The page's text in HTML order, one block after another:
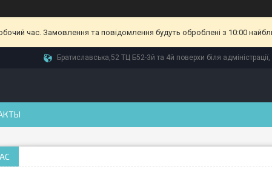
час. Замовлення та повідомлення будуть оброблені з 10:00
Братиславська,52 ТЦ Б52-3й та 4й поверхи біля адміністрації,